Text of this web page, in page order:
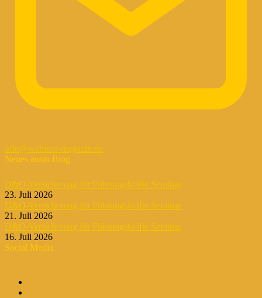
info@webinar-magazin.de
Neues ausm Blog
D&O-Versicherung für Führungskräfte Seminar
23. Juli 2026
D&O-Versicherung für Führungskräfte Seminar
21. Juli 2026
D&O-Versicherung für Führungskräfte Seminar
16. Juli 2026
Social Media